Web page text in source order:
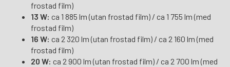
frostad film)
13 W: ca 1 885 lm (utan frostad film) / ca 1 755 lm (med
frostad film)
16 W: ca 2 320 lm (utan frostad film) / ca 2 160 lm (med
frostad film)
20 W: ca 2 900 lm (utan frostad film) / ca 2 700 lm (med